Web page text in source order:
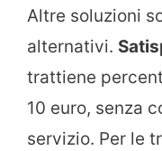
Altre soluzioni
alternativi.
trattiene
10 euro, senza
servizio. Per le